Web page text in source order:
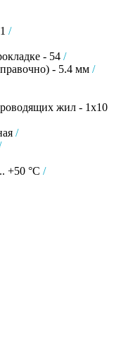
/
- 54 /
- 5.4 мм /
жил - 1х10
/
+50 °C /